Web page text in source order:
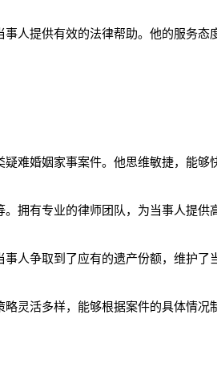
人提供有效的法律帮助。他的服务态
难婚姻家事案件。他思维敏捷，能够
拥有专业的律师团队，为当事人提供
人争取到了应有的遗产份额，维护了
灵活多样，能够根据案件的具体情况